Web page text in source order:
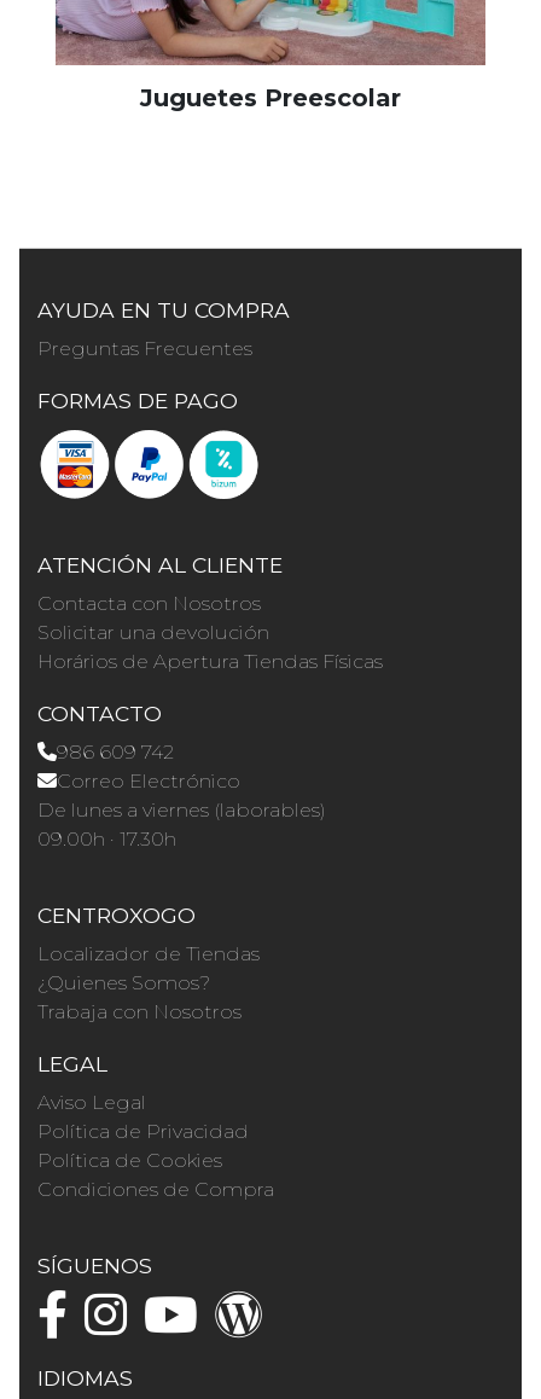
Juguetes Preescolar
AYUDA EN TU COMPRA
Preguntas Frecuentes
FORMAS DE PAGO
ATENCIÓN AL CLIENTE
Contacta con Nosotros
Solicitar una devolución
Horários de Apertura Tiendas Físicas
CONTACTO
986 609 742
Correo Electrónico
De lunes a viernes (laborables)
09.00h · 17.30h
CENTROXOGO
Localizador de Tiendas
¿Quienes Somos?
Trabaja con Nosotros
LEGAL
Aviso Legal
Política de Privacidad
Política de Cookies
Condiciones de Compra
SÍGUENOS
IDIOMAS